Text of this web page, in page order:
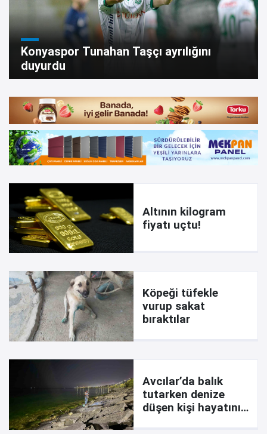
Konyaspor Tunahan Taşçı ayrılığını
duyurdu
Altının kilogram
fiyatı uçtu!
Köpeği tüfekle
vurup sakat
bıraktılar
Avcılar’da balık
tutarken denize
düşen kişi hayatını